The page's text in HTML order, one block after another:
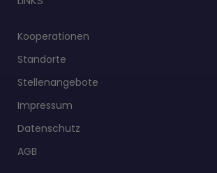
Kooperationen
Standorte
Stellenangebote
Impressum
Datenschutz
AGB